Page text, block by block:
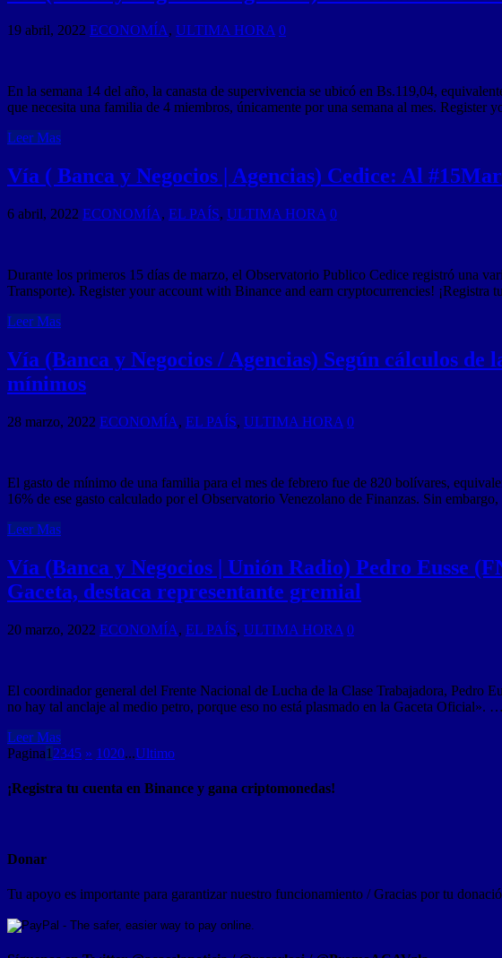
19 abril, 2022 ECONOMÍA, ULTIMA HORA 0
En la semana 14 del año, la canasta de supervivencia se ubicó en Bs.119,04,
que necesita una familia de 4 miembros, únicamente por una semana al mes. Register
Leer Mas
Vía ( Banca y Negocios | Agencias) Cedice: Al
6 abril, 2022 ECONOMÍA, EL PAÍS, ULTIMA HORA 0
Durante los primeros 15 días de marzo, el Observatorio Publico Cedice registró una
Transporte). Register your account with Binance and earn cryptocurrencies! ¡Registra
Leer Mas
Vía (Banca y Negocios / Agencias) Según cálculos
mínimos
28 marzo, 2022 ECONOMÍA, EL PAÍS, ULTIMA HORA 0
El gasto de mínimo de una familia para el mes de febrero fue de 820 bolívares,
16% de ese gasto calculado por el Observatorio Venezolano de Finanzas. Sin
Leer Mas
Vía (Banca y Negocios | Unión Radio) Pedro Eusse
Gaceta, destaca representante gremial
20 marzo, 2022 ECONOMÍA, EL PAÍS, ULTIMA HORA 0
El coordinador general del Frente Nacional de Lucha de la Clase Trabajadora, Pedro
no hay tal anclaje al medio petro, porque eso no está plasmado en la Gaceta Oficial». …
Leer Mas
Pagina1 2345 » 1020...Ultimo
¡Registra tu cuenta en Binance y gana criptomonedas!
Donar
Tu apoyo es importante para garantizar nuestro funcionamiento / Gracias por tu